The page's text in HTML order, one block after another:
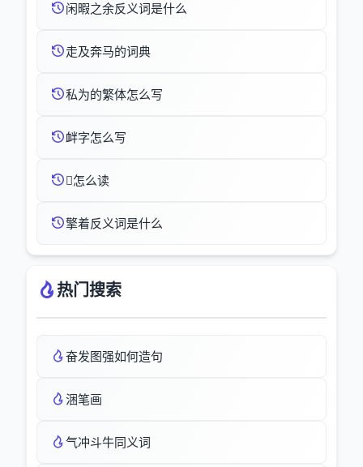
闲暇之余反义词是什么
走及奔马的词典
私为的繁体怎么写
衅字怎么写
怎么读
擎着反义词是什么
热门搜索
奋发图强如何造句
涃笔画
气冲斗牛同义词